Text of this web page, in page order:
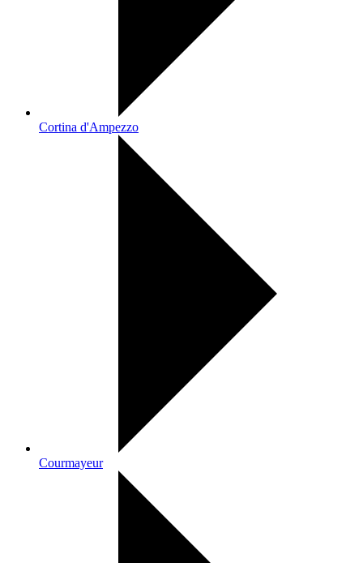
Cortina d'Ampezzo
Courmayeur